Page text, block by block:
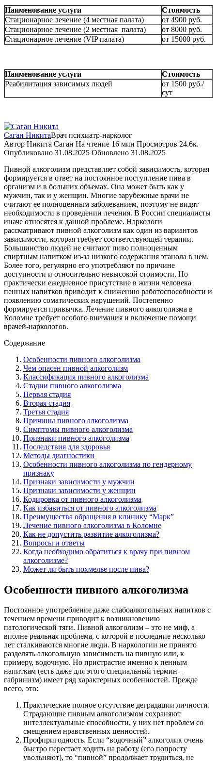
Наименование услуги
Стоимость
Стационарное лечение (4 местная палата)
от 4900 руб.
Стационарное лечение (2 местная палата)
от 8000 руб.
Стационарное лечение (VIP палата)
от 15000 руб.
Наименование услуги
Стоимость
Реабилитация зависимых людей
от 1500 руб./
сут
Саган НикитаВрач психиатр-нарколог
Автор Никита Саган На чтение 16 мин Просмотров 24.6к.
Опубликовано 31.08.2025 Обновлено 31.08.2025
Пивной алкоголизм представляет собой зависимость, которая
формируется в ответ на постоянное поступление пива в
организм и в больших объемах. Она может быть как у
мужчин, так и у женщин. Многие зарубежные врачи не
считают ее полноценным заболеванием, поэтому не видят
необходимости в проведении лечения. В России специалисты
иначе относятся к данной проблеме. Наркологи
рассматривают пивной алкоголизм как один из вариантов
зависимости, которая требует соответствующей терапии.
Большинство людей не считают пиво полноценным
спиртным напитком из-за низкого содержания этанола в нем.
Более того, регулярно его употребляют по причине
доступности и относительно невысокой стоимости. Но
практически ежедневное присутствие в жизни человека
пенных напитков приводит к снижению работоспособности и
появлению соматических нарушений. Постепенно
формируется привычка. Лечение пивного алкоголизма в
Коломне требует особого внимания и включение помощи
врачей-наркологов.
Содержание
Особенности пивного алкоголизма
Чем опасен пивной алкоголизм
Классификация пивного алкоголизма
Стадии пивного алкоголизма
Первая стадия
Вторая стадия
Третья стадия
Причины пивного алкоголизма
Симптомы пивного алкоголизма
Признаки пивного алкоголизма
Последствия для здоровья
Методы диагностики
Особенности пивного алкоголизма по гендерному
признаку
Признаки зависимости у мужчин
Признаки зависимости у женщин
Кодировка от пивного алкоголизма
Как избавиться от пивного алкоголизма
Преимущества обращения в клинику “Марк”
Лечение пивного алкоголизма в Коломне
Как не допустить развитие алкоголизма?
Вопросы и ответы
Когда необходимо обратиться к врачу при пивном
алкоголизме?
Может ли быть похмелье после пива?
Особенности пивного алкоголизма
Постоянное употребление даже слабоалкогольных напитков с
течением времени приводит к возникновению
патологической тяги. Пивной алкоголизм – это не миф, а
вполне реальная проблема, с которой в последние несколько
лет сталкиваются многие люди. В наркологии не принято
разделять алкогольную зависимость на пивную или, к
примеру, водочную. Но пристрастие именно к пенным
напиткам (есть даже для этого специальный термин –
габринизм) имеет ряд характерных особенностей. Прежде
всего, это:
Практические полное отсутствие деградации личности.
Страдающие пивным алкоголизмом сохраняют
интеллектуальные способности, у них нет проблем со
смещением нравственных ценностей.
Профпригодность. Если “водочный” алкоголик очень
быстро перестает ходить на работу (его попросту
увольняют), то “пивной” продолжает трудиться, не